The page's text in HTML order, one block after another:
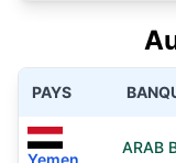
PAYS
ARAB